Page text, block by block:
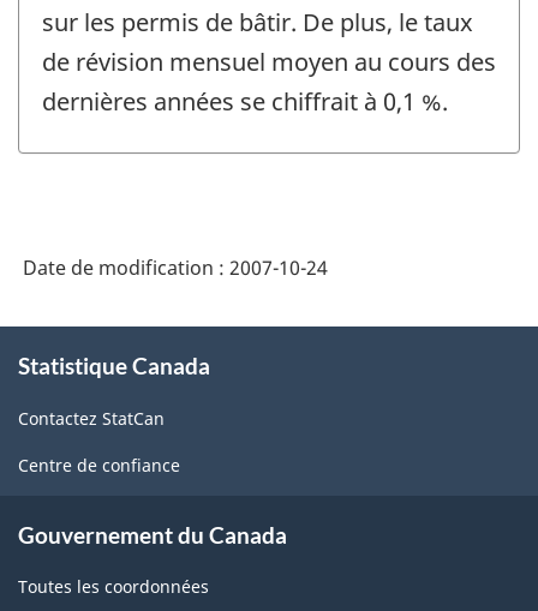
sur les permis de bâtir. De plus, le taux
de révision mensuel moyen au cours des
dernières années se chiffrait à 0,1 %.
Date de modification : 2007-10-24
propos
ce
site
Statistique Canada
Contactez StatCan
Centre de confiance
Gouvernement du Canada
Toutes les coordonnées